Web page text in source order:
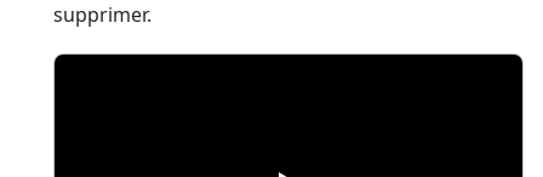
supprimer.